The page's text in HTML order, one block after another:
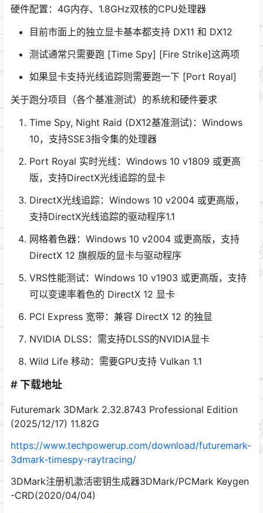
硬件配置：4G内存、1.8GHz双核的CPU处理器
目前市面上的独立显卡基本都支持 DX11 和 DX12
测试通常只需要跑 [Time Spy] [Fire Strike]这两项
如果显卡支持光线追踪则需要跑一下 [Port Royal]
关于跑分项目（各个基准测试）的系统和硬件要求
Time Spy, Night Raid (DX12基准测试)：Windows
10，支持SSE3指令集的处理器
Port Royal 实时光线：Windows 10 v1809 或更高
版，支持DirectX光线追踪的显卡
DirectX光线追踪：Windows 10 v2004 或更高版，
支持DirectX光线追踪的驱动程序1.1
网格着色器：Windows 10 v2004 或更高版，支持
DirectX 12 旗舰版的显卡与驱动程序
VRS性能测试：Windows 10 v1903 或更高版，支持
可以变速率着色的 DirectX 12 显卡
PCI Express 宽带：兼容 DirectX 12 的独显
NVIDIA DLSS：需支持DLSS的NVIDIA显卡
Wild Life 移动：需要GPU支持 Vulkan 1.1
# 下载地址
Futuremark 3DMark 2.32.8743 Professional Edition
(2025/12/17) 11.82G
https://www.techpowerup.com/download/futuremark-
3dmark-timespy-raytracing/
3DMark注册机激活密钥生成器3DMark/PCMark Keygen
-CRD(2020/04/04)